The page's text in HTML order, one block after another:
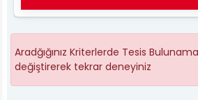
Aradğığınız Kriterlerde Tesis
değiştirerek tekrar deneyiniz